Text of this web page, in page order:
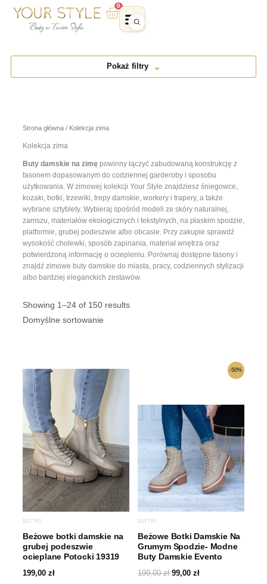
0
Wózek
Pokaż filtry
Strona główna / Kolekcja zima
Kolekcja zima
Buty damskie na zimę powinny łączyć zabudowaną konstrukcję z
fasonem dopasowanym do codziennej garderoby i sposobu
użytkowania. W zimowej kolekcji Your Style znajdziesz śniegowce,
kozaki, botki, trzewiki, trepy damskie, workery i trapery, a także
wybrane sztyblety. Wybieraj spośród modeli ze skóry naturalnej,
zamszu, materiałów ekologicznych i tekstylnych, na płaskim spodzie,
platformie, grubej podeszwie albo obcasie. Przy zakupie sprawdź
wysokość cholewki, sposób zapinania, materiał wnętrza oraz
potwierdzoną informację o ociepleniu. Porównaj dostępne fasony i
znajdź zimowe buty damskie do miasta, pracy, codziennych stylizacji
albo bardziej eleganckich zestawów.
Showing 1–24 of 150 results
BOTKI
Beżowe botki damskie na
grubej podeszwie
ocieplane Potocki 19319
199,00 zł
-50%
BOTKI
Beżowe Botki Damskie Na
Grumym Spodzie- Modne
Buty Damskie Evento
199,00zł 99,00 zł
Aktualna